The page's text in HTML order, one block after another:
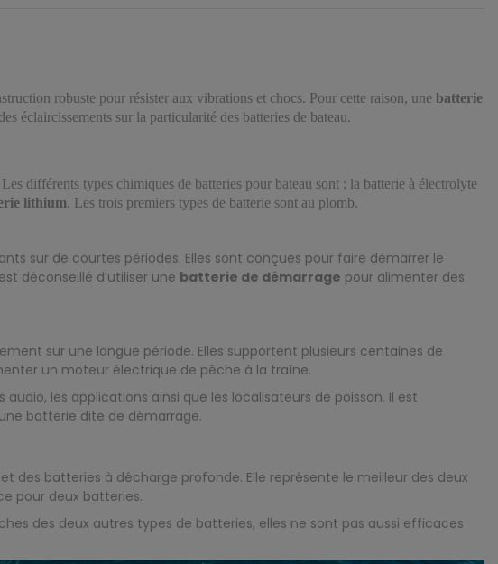
robuste pour résister aux vibrations et chocs. Pour cette raison, une batterie
éclaircissements sur la particularité des batteries de bateau.
différents types chimiques de batteries pour bateau sont : la batterie à électrolyte
lithium. Les trois premiers types de batterie sont au plomb.
sur de courtes périodes. Elles sont conçues pour faire démarrer le
déconseillé d’utiliser une batterie de démarrage pour alimenter des
sur une longue période. Elles supportent plusieurs centaines de
un moteur électrique de pêche à la traîne.
les applications ainsi que les localisateurs de poisson. Il est
batterie dite de démarrage.
batteries à décharge profonde. Elle représente le meilleur des deux
pour deux batteries.
des deux autres types de batteries, elles ne sont pas aussi efficaces